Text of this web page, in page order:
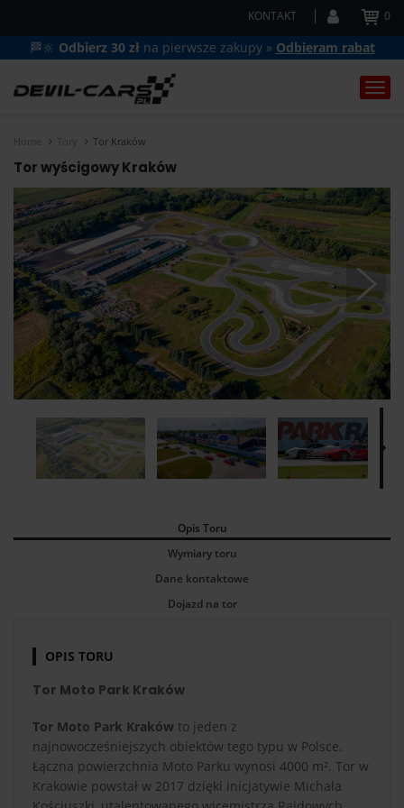
KONTAKT 0
🏁🔆 Odbierz 30 zł na pierwsze zakupy » Odbieram rabat
Home Tory Tor Kraków
Tor wyścigowy Kraków
Opis Toru
Wymiary toru
Dane kontaktowe
Dojazd na tor
OPIS TORU
Tor Moto Park Kraków
Tor Moto Park Kraków to jeden z
najnowocześniejszych obiektów tego typu w Polsce.
Łączna powierzchnia Moto Parku wynosi 4000 m². Tor w
Krakowie powstał w 2017 dzięki inicjatywie Michała